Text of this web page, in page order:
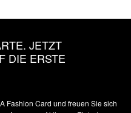
JETZT
DIE ERSTE
Fashion Card und freuen Sie sich